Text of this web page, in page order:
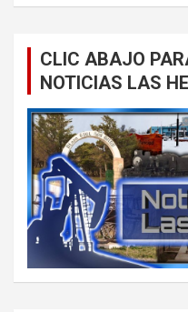
CLIC ABAJO
NOTICIAS LAS